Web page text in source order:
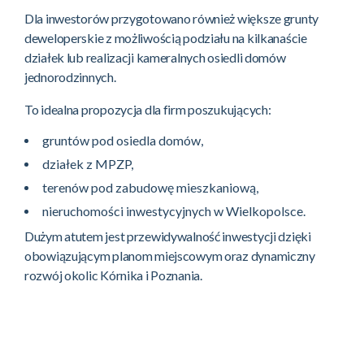
centra logistyczne,
składy i zaplecza firmowe.
Działki inwestycyjne w Wielkopolsce wyróżniają się:
dostępem do mediów (prąd, gaz, woda,
możliwością zabudowy do 40% powierzchni,
pracowników,
atrakcyjnym położeniem w pobliżu Poznania.
To jedna z nielicznych niezabudowanych nieruchomości
komercyjnych przy S11 w rejonie Kórnika.
Dla inwestorów przygotowano również większe grunty
deweloperskie z możliwością podziału na kilkanaście
działek lub realizacji kameralnych osiedli domów
jednorodzinnych.
To idealna propozycja dla firm poszukujących:
gruntów pod osiedla domów,
działek z MPZP,
terenów pod zabudowę mieszkaniową,
nieruchomości inwestycyjnych w Wielkopolsce.
Dużym atutem jest przewidywalność inwestycji dzięki
obowiązującym planom miejscowym oraz dynamiczny
rozwój okolic Kórnika i Poznania.